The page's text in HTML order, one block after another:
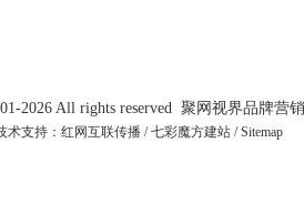
2026 All rights reserved 聚网视界品牌营
术支持： 红网互联传播/七彩魔方建站/Sitemap